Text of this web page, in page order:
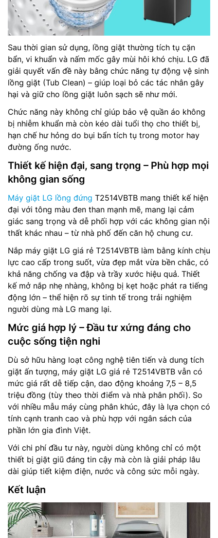
Sau thời gian sử dụng, lồng giặt thường tích tụ cặn
bẩn, vi khuẩn và nấm mốc gây mùi hôi khó chịu. LG đã
giải quyết vấn đề này bằng chức năng tự động vệ sinh
lồng giặt (Tub Clean) – giúp loại bỏ các tác nhân gây
hại và giữ cho lồng giặt luôn sạch sẽ như mới.
Chức năng này không chỉ giúp bảo vệ quần áo không
bị nhiễm khuẩn mà còn kéo dài tuổi thọ cho thiết bị,
hạn chế hư hỏng do bụi bẩn tích tụ trong motor hay
đường ống nước.
Thiết kế hiện đại, sang trọng – Phù hợp mọi
không gian sống
Máy giặt LG lồng đứng T2514VBTB mang thiết kế hiện
đại với tông màu đen than mạnh mẽ, mang lại cảm
giác sang trọng và dễ phối hợp với các không gian nội
thất khác nhau – từ nhà phố đến căn hộ chung cư.
Nắp máy giặt LG giá rẻ T2514VBTB làm bằng kính chịu
lực cao cấp trong suốt, vừa đẹp mắt vừa bền chắc, có
khả năng chống va đập và trầy xước hiệu quả. Thiết
kế mở nắp nhẹ nhàng, không bị kẹt hoặc phát ra tiếng
động lớn – thể hiện rõ sự tinh tế trong trải nghiệm
người dùng mà LG mang lại.
Mức giá hợp lý – Đầu tư xứng đáng cho
cuộc sống tiện nghi
Dù sở hữu hàng loạt công nghệ tiên tiến và dung tích
giặt ấn tượng, máy giặt LG giá rẻ T2514VBTB vẫn có
mức giá rất dễ tiếp cận, dao động khoảng 7,5 – 8,5
triệu đồng (tùy theo thời điểm và nhà phân phối). So
với nhiều mẫu máy cùng phân khúc, đây là lựa chọn có
tính cạnh tranh cao và phù hợp với ngân sách của
phần lớn gia đình Việt.
Với chi phí đầu tư này, người dùng không chỉ có một
thiết bị giặt giũ đáng tin cậy mà còn là giải pháp lâu
dài giúp tiết kiệm điện, nước và công sức mỗi ngày.
Kết luận